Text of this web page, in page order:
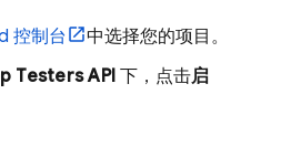
控制台
中选择您的项目。
Testers API下，点击启